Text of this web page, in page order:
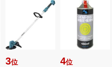
3位 4位